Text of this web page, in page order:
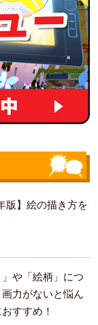
版】絵の描き方を
や「絵柄」につ
力がないと悩ん
すすめ！